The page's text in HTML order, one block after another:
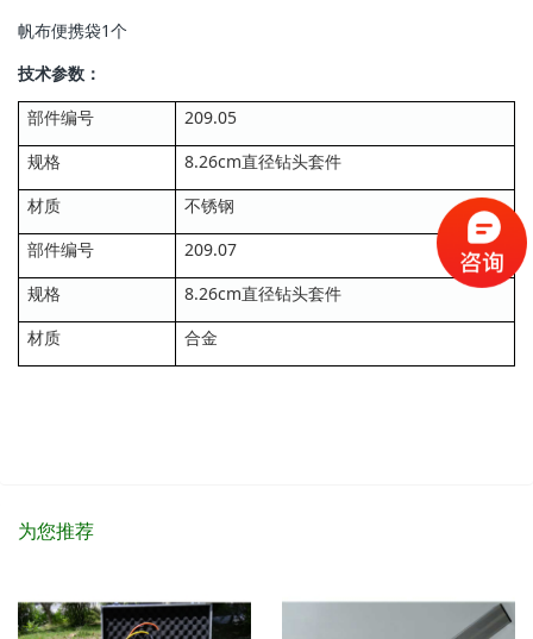
帆布便携袋1个
技术参数：
部件编号
209.05
规格
8.26cm直径钻头套件
材质
不锈钢
部件编号
209.07
规格
8.26cm直径钻头套件
材质
合金
为您推荐